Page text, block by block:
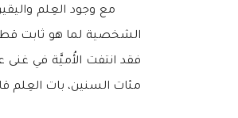
مع وجود العِلم
الشخصية لما هو ثابت
فقد انتفت الأُميَّة في غنى
مئات السنين، بات العِلم